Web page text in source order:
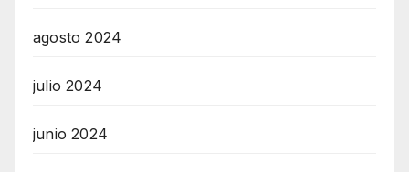
agosto 2024
julio 2024
junio 2024